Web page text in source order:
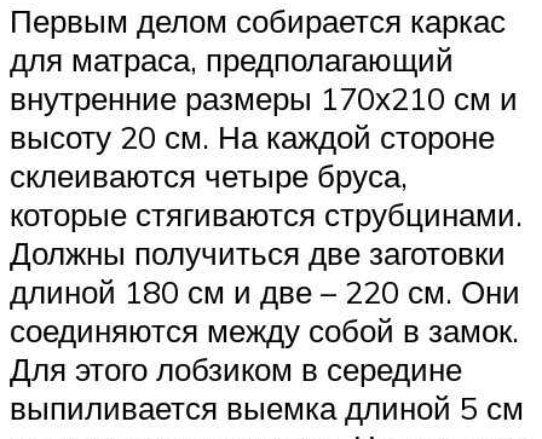
Первым делом собирается каркас
для матраса, предполагающий
внутренние размеры 170х210 см и
высоту 20 см. На каждой стороне
склеиваются четыре бруса,
которые стягиваются струбцинами.
Должны получиться две заготовки
длиной 180 см и две – 220 см. Они
соединяются между собой в замок.
Для этого лобзиком в середине
выпиливается выемка длиной 5 см